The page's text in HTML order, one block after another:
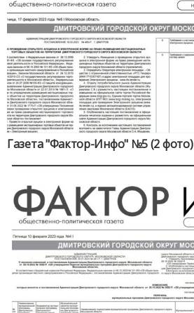
Газета "Фактор-Инфо" №5 (2 фото)